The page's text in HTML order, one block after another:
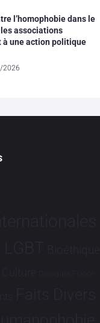
l’homophobie dans le
associations
à une action politique
2026
Bioéthique
Culture Dialogues France-
Faits Divers